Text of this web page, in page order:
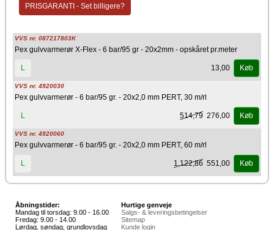
PRISGARANTI - Set billigere?
VVS nr. 087217803K
Pex gulvvarmerør X-Flex - 6 bar/95 gr - 20x2mm - opskåret pr.meter
L 13,00 Køb
VVS nr. 4920030
Pex gulvvarmerør - 6 bar/95 gr. - 20x2,0 mm PERT, 30 m/rl
L 514,79 276,00 Køb
VVS nr. 4920060
Pex gulvvarmerør - 6 bar/95 gr. - 20x2,0 mm PERT, 60 m/rl
L 1.122,86 551,00 Køb
Åbningstider:
Mandag til torsdag: 9.00 - 16.00
Fredag: 9.00 - 14.00
Lørdag, søndag, grundlovsdag
Hurtige genveje
Salgs- & leveringsbetingelser
Sitemap
Kunde login